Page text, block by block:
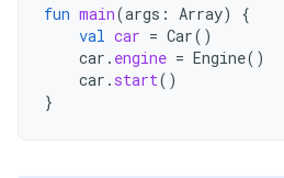
fun main(args : Array)
{
val car = Car()
car . engine = Engine()
car . start()
}